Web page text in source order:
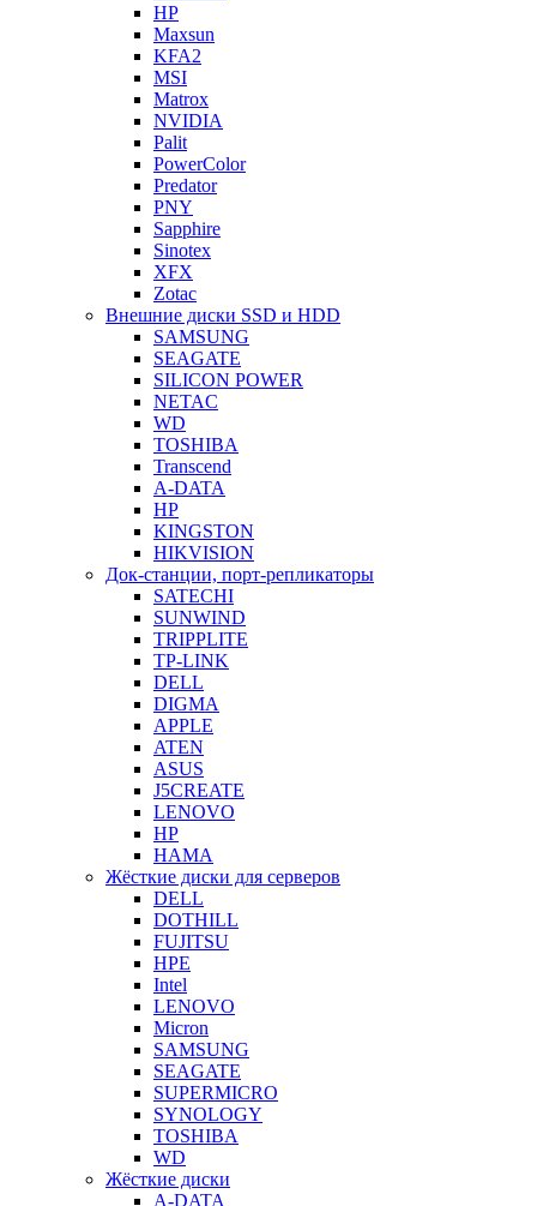
HP
Maxsun
KFA2
MSI
Matrox
NVIDIA
Palit
PowerColor
Predator
PNY
Sapphire
Sinotex
XFX
Zotac
Внешние диски SSD и HDD
SAMSUNG
SEAGATE
SILICON POWER
NETAC
WD
TOSHIBA
Transcend
A-DATA
HP
KINGSTON
HIKVISION
Док-станции, порт-репликаторы
SATECHI
SUNWIND
TRIPPLITE
TP-LINK
DELL
DIGMA
APPLE
ATEN
ASUS
J5CREATE
LENOVO
HP
HAMA
Жёсткие диски для серверов
DELL
DOTHILL
FUJITSU
HPE
Intel
LENOVO
Micron
SAMSUNG
SEAGATE
SUPERMICRO
SYNOLOGY
TOSHIBA
WD
Жёсткие диски
A-DATA